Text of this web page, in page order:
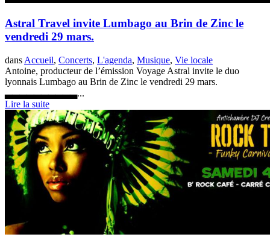
Astral Travel invite Lumbago au Brin de Zinc le
vendredi 29 mars.
dans Accueil, Concerts, L'agenda, Musique, Vie locale
Antoine, producteur de l’émission Voyage Astral invite le duo
lyonnais Lumbago au Brin de Zinc le vendredi 29 mars.
▃▃▃▃▃▃▃▃▃▃...
Lire la suite